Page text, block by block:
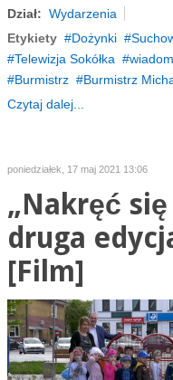
Dział: Wydarzenia
Etykiety
Dożynki
Telewizja Sokółka
Burmistrz
Burmistrz
Czytaj dalej...
poniedziałek, 17 maj 2021 13:06
„Nakręć
druga
[Film]